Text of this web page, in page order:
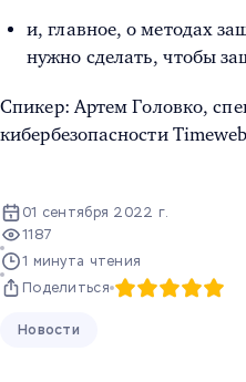
и, главное, о методах
нужно сделать, чтобы
Спикер: Артем Головко,
кибербезопасности
01 сентября 2022 г.
1187
1 минута чтения
Поделиться
Новости